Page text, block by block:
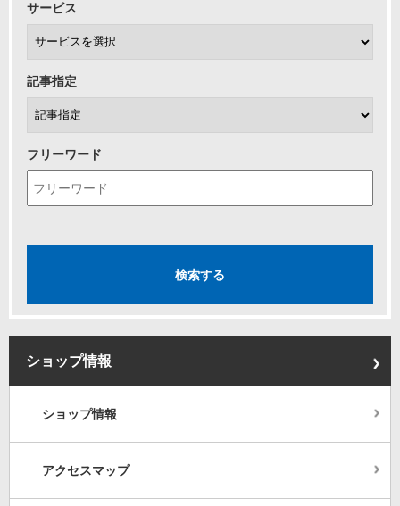
サービス
記事指定
フリーワード
ショップ情報
ショップ情報
アクセスマップ